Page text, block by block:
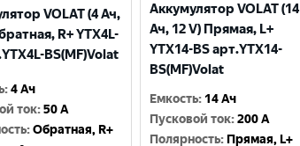
VOLAT (4 Ач,
R+ YTX4L-
BS(MF)Volat
:4 Ач
ток:50 A
:Обратная, R+
Аккумулятор VOLAT (14
Ач, 12 V) Прямая, L+
YTX14-BS арт.YTX14-
BS(MF)Volat
Емкость: 14 Ач
Пусковой ток:200 A
Полярность: Прямая, L+